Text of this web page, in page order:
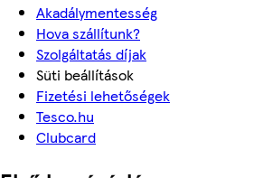
Akadálymentesség
Hova szállítunk?
Szolgáltatás díjak
Süti beállítások
Fizetési lehetőségek
Tesco.hu
Clubcard